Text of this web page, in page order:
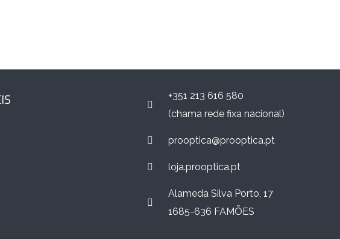
+351 213 616 580
(chama rede fixa nacional)
prooptica@prooptica.pt
loja.prooptica.pt
Alameda Silva Porto, 17
1685-636 FAMÕES